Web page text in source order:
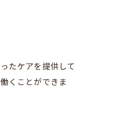
たケアを提供して
くことができま